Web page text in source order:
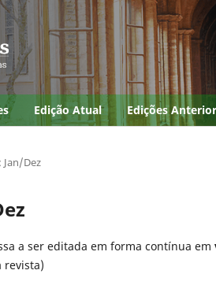
Edição Atual Edições
Jan/Dez
a ser editada em forma contí­nua em
revista)